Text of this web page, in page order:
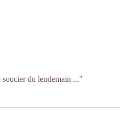
du lendemain ..."